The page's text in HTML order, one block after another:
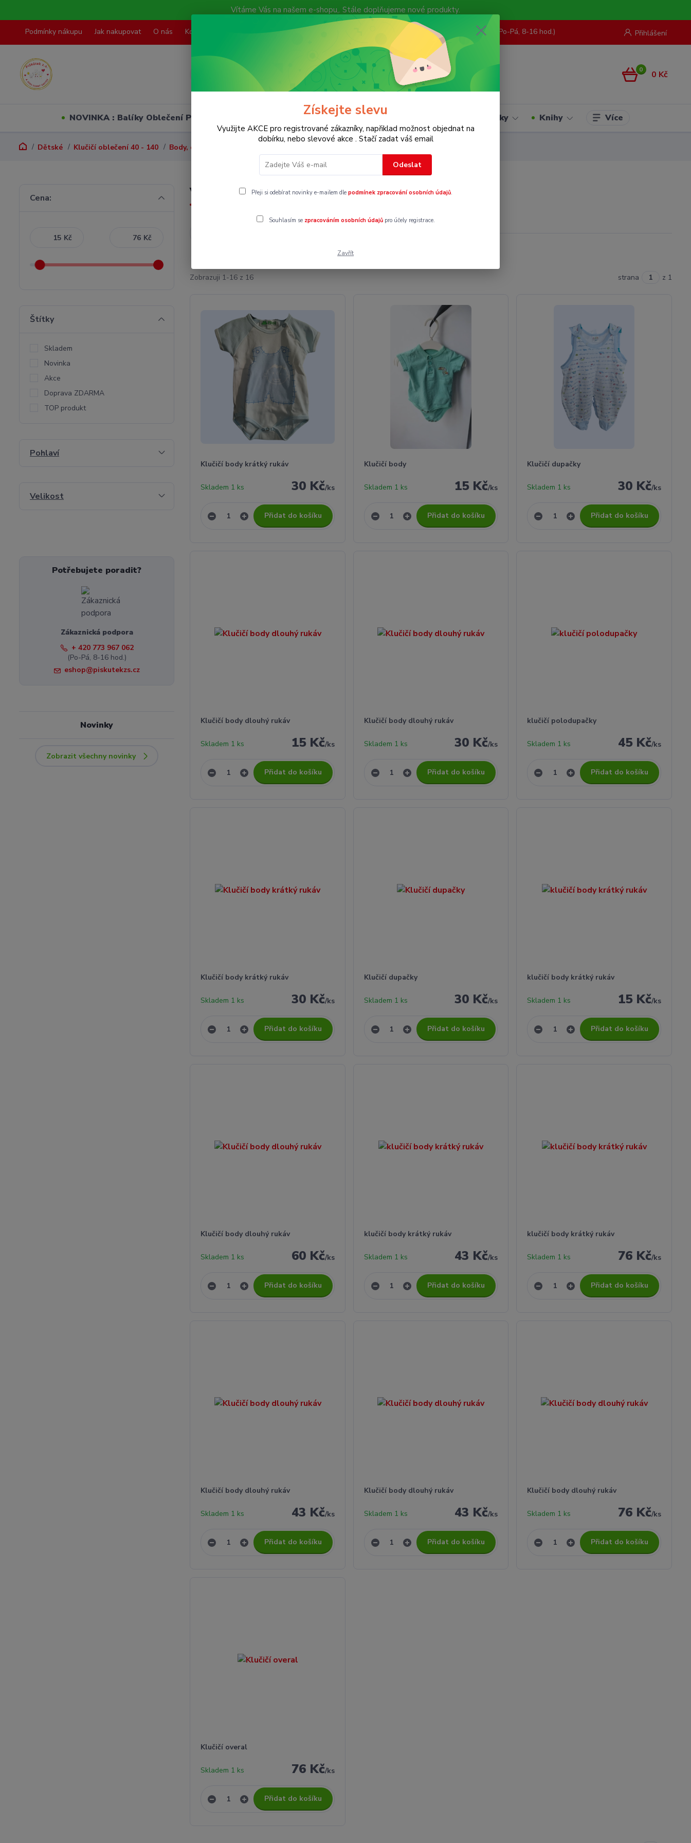
Vítáme Vás na našem e-shopu,. Stále doplňujeme nové produkty.
Podmínky nákupu Jak nakupovat O nás Kontakty Přihlášení
Hledat
Nevíte si rady? Zavolejte. + 420 773 967 062 (Po-Pá, 8-16 hod.)
0 0 Kč
NOVINKA : Balíky Oblečení PO VELIKOSTECH Dětské Dámské Hračky Knihy Více
Dětské Klučičí oblečení 40 - 140 Body, dupačky, polodupačky, overaly
Vel. 68
Zobrazuji 1-16 z 16 strana z 1
Klučičí body krátký rukáv
30 Kč/ks
Skladem 1 ks
Přidat do košíku
Klučičí body
15 Kč/ks
Skladem 1 ks
Přidat do košíku
Klučičí dupačky
30 Kč/ks
Skladem 1 ks
Přidat do košíku
Klučičí body dlouhý rukáv
15 Kč/ks
Skladem 1 ks
Přidat do košíku
Klučičí body dlouhý rukáv
30 Kč/ks
Skladem 1 ks
Přidat do košíku
klučičí polodupačky
45 Kč/ks
Skladem 1 ks
Přidat do košíku
Klučičí body krátký rukáv
30 Kč/ks
Skladem 1 ks
Přidat do košíku
Klučičí dupačky
30 Kč/ks
Skladem 1 ks
Přidat do košíku
klučičí body krátký rukáv
15 Kč/ks
Skladem 1 ks
Přidat do košíku
Klučičí body dlouhý rukáv
60 Kč/ks
Skladem 1 ks
Přidat do košíku
klučičí body krátký rukáv
43 Kč/ks
Skladem 1 ks
Přidat do košíku
klučičí body krátký rukáv
76 Kč/ks
Skladem 1 ks
Přidat do košíku
Klučičí body dlouhý rukáv
43 Kč/ks
Skladem 1 ks
Přidat do košíku
Klučičí body dlouhý rukáv
43 Kč/ks
Skladem 1 ks
Přidat do košíku
Klučičí body dlouhý rukáv
76 Kč/ks
Skladem 1 ks
Přidat do košíku
Klučičí overal
76 Kč/ks
Skladem 1 ks
Přidat do košíku
Cena:
Kč Kč
Štítky
Skladem
Novinka
Akce
Doprava ZDARMA
TOP produkt
Pohlaví
Velikost
Potřebujete poradit?
Zákaznická podpora
+ 420 773 967 062
(Po-Pá, 8-16 hod.)
eshop@piskutekzs.cz
Novinky
Zobrazit všechny novinky
Získejte slevu
Využijte AKCE pro registrované zákazníky, napřiklad možnost objednat na
dobírku, nebo slevové akce . Stačí zadat váš email
Odeslat
Přeji si odebírat novinky e-mailem dle podmínek zpracování osobních údajů.
Souhlasím se zpracováním osobních údajůpro účely registrace.
Zavřít